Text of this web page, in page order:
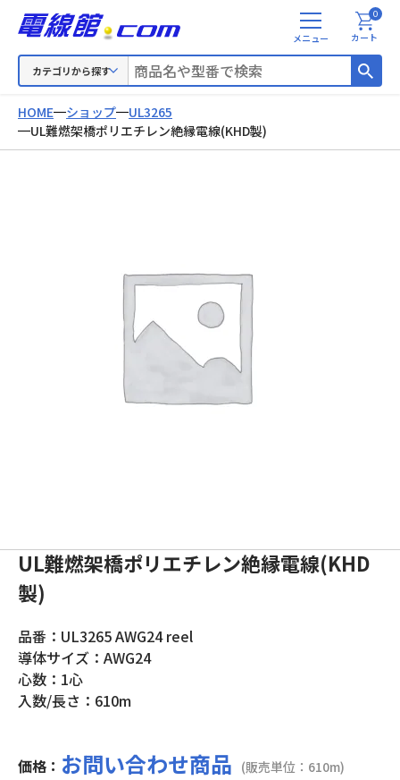
カテゴリから探す
メ
ニ
カート
0
HOME ショップ
UL3265
UL難燃架橋ポリエチレン絶縁電線(KHD製)
UL難燃架橋ポリエチレン絶縁電線(KHD
製)
品番：UL3265 AWG24 reel
導体サイズ：AWG24
心数：1心
入数/長さ：610m
価格： お問い合わせ商品 (販売単位：610m)